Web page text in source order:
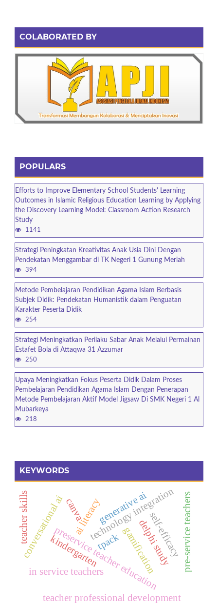
COLABORATED BY
POPULARS
Efforts to Improve Elementary School Students' Learning
Outcomes in Islamic Religious Education Learning by Applying
the Discovery Learning Model: Classroom Action Research
Study
1141
Strategi Peningkatan Kreativitas Anak Usia Dini Dengan
Pendekatan Menggambar di TK Negeri 1 Gunung Meriah
394
Metode Pembelajaran Pendidikan Agama Islam Berbasis
Subjek Didik: Pendekatan Humanistik dalam Penguatan
Karakter Peserta Didik
254
Strategi Meningkatkan Perilaku Sabar Anak Melalui Permainan
Estafet Bola di Attaqwa 31 Azzumar
250
Upaya Meningkatkan Fokus Peserta Didik Dalam Proses
Pembelajaran Pendidikan Agama Islam Dengan Penerapan
Metode Pembelajaran Aktif Model Jigsaw Di SMK Negeri 1 Al
Mubarkeya
218
KEYWORDS
tpack
preservice teacher education
technology integration
self-efficacy
ai literacy
teacher professional development
delphi study
generative ai
in service teachers
conversational ai pre-service teachers
gamification
canva
teacher skills
kindergarten